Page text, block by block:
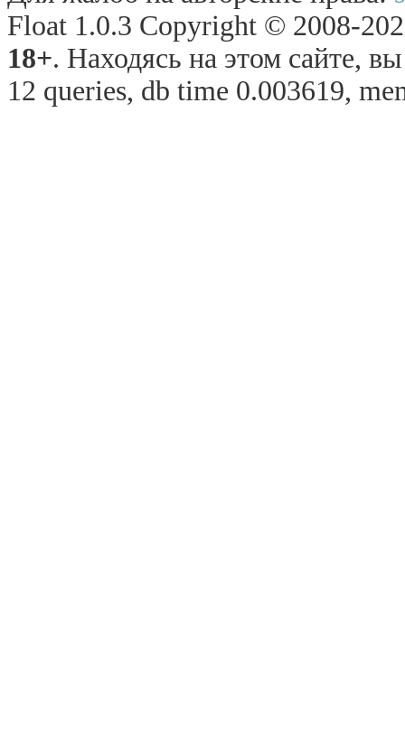
Float 1.0.3 Copyright © 2008-
18+. Находясь на этом сайте,
12 queries, db time 0.003619,